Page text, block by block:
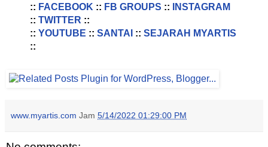
:: FACEBOOK :: FB GROUPS ::
INSTAGRAM
:: TWITTER ::
:: YOUTUBE :: SANTAI :: SEJARAH MYARTIS
::
www.myartis.com Jam 5/14/2022 01:29:00 PM